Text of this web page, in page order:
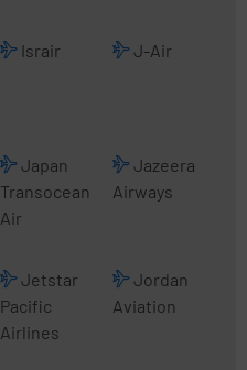
Israir J-Air
Japan
Transocean
Air
Jazeera
Airways
Jetstar
Pacific
Airlines
Jordan
Aviation